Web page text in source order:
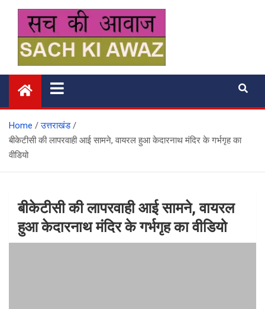
content
सच की आवाज
Home
उत्तराखंड
बीकेटीसी की लापरवाही आई सामने, वायरल हुआ केदारनाथ मंदिर के गर्भगृह का
वीडियो
बीकेटीसी की लापरवाही आई सामने, वायरल
हुआ केदारनाथ मंदिर के गर्भगृह का वीडियो